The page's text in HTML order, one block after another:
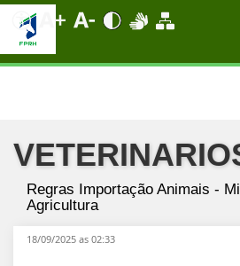
Regras Importação Animais -
Agricultura
18/09/2025 as 02:33